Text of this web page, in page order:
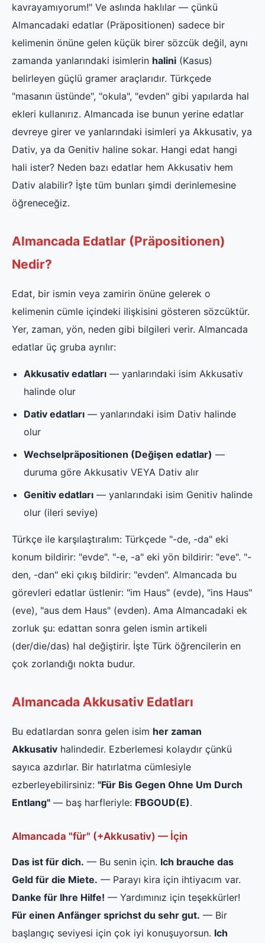
kavrayamıyorum!" Ve aslında haklılar — çünkü
Almancadaki edatlar (Präpositionen) sadece bir
kelimenin önüne gelen küçük birer sözcük değil, aynı
zamanda yanlarındaki isimlerin halini (Kasus)
belirleyen güçlü gramer araçlarıdır. Türkçede
"masanın üstünde", "okula", "evden" gibi yapılarda hal
ekleri kullanırız. Almancada ise bunun yerine edatlar
devreye girer ve yanlarındaki isimleri ya Akkusativ, ya
Dativ, ya da Genitiv haline sokar. Hangi edat hangi
hali ister? Neden bazı edatlar hem Akkusativ hem
Dativ alabilir? İşte tüm bunları şimdi derinlemesine
öğreneceğiz.
Almancada Edatlar (Präpositionen)
Nedir?
Edat, bir ismin veya zamirin önüne gelerek o
kelimenin cümle içindeki ilişkisini gösteren sözcüktür.
Yer, zaman, yön, neden gibi bilgileri verir. Almancada
edatlar üç gruba ayrılır:
Akkusativ edatları — yanlarındaki isim Akkusativ
halinde olur
Dativ edatları — yanlarındaki isim Dativ halinde
olur
Wechselpräpositionen (Değişen edatlar) —
duruma göre Akkusativ VEYA Dativ alır
Genitiv edatları — yanlarındaki isim Genitiv halinde
olur (ileri seviye)
Türkçe ile karşılaştıralım: Türkçede "-de, -da" eki
konum bildirir: "evde". "-e, -a" eki yön bildirir: "eve". "-
den, -dan" eki çıkış bildirir: "evden". Almancada bu
görevleri edatlar üstlenir: "im Haus" (evde), "ins Haus"
(eve), "aus dem Haus" (evden). Ama Almancadaki ek
zorluk şu: edattan sonra gelen ismin artikeli
(der/die/das) hal değiştirir. İşte Türk öğrencilerin en
çok zorlandığı nokta budur.
Almancada Akkusativ Edatları
Bu edatlardan sonra gelen isim her zaman
Akkusativ halindedir. Ezberlemesi kolaydır çünkü
sayıca azdırlar. Bir hatırlatma cümlesiyle
ezberleyebilirsiniz: "Für Bis Gegen Ohne Um Durch
Entlang" — baş harfleriyle: FBGOUD(E).
Almancada "für" (+Akkusativ) — İçin
Das ist für dich. — Bu senin için. Ich brauche das
Geld für die Miete. — Parayı kira için ihtiyacım var.
Danke für Ihre Hilfe! — Yardımınız için teşekkürler!
Für einen Anfänger sprichst du sehr gut. — Bir
başlangıç seviyesi için çok iyi konuşuyorsun. Ich